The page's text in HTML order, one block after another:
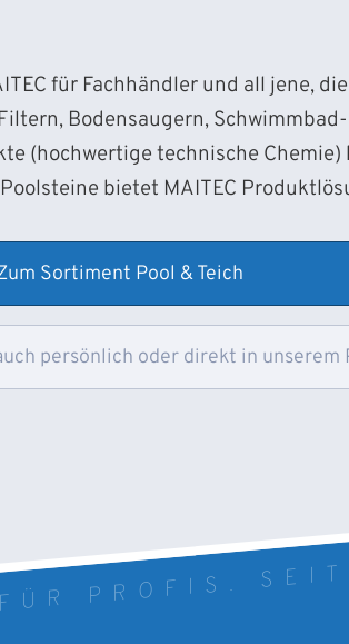
für Fachhändler und all jene,
Bodensaugern,
(hochwertige technische
bietet MAITEC
Sortiment Pool & Teich
persönlich oder direkt in unserem
PROFIS.